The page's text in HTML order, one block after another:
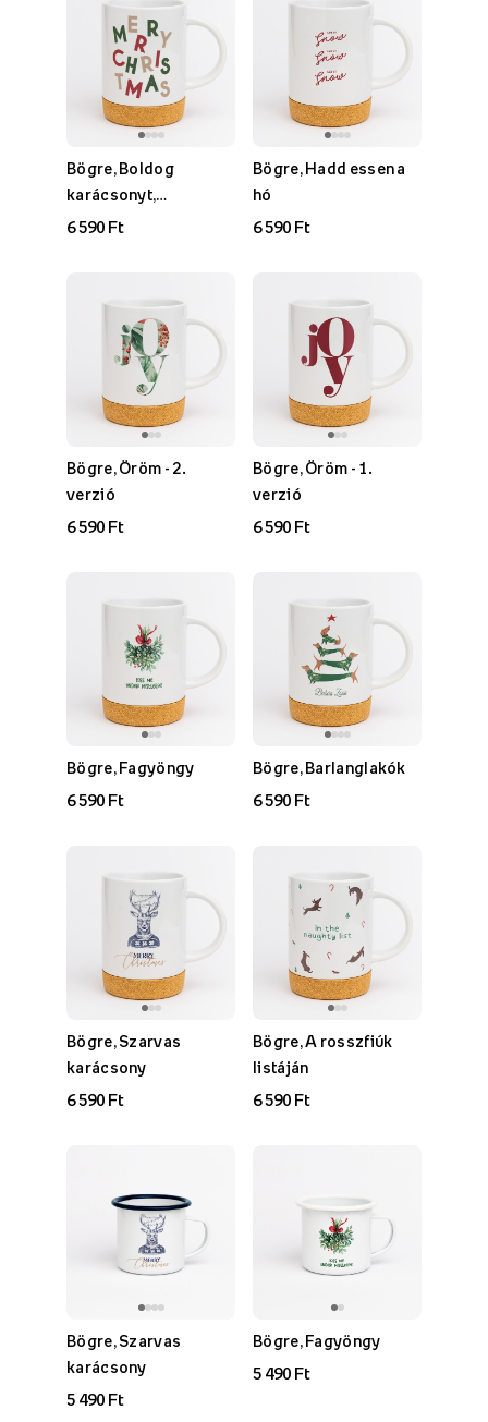
Bögre, Boldog
karácsonyt,
tipográfiai
6 590 Ft
Bögre, Hadd essen a
hó
6 590 Ft
Bögre, Öröm - 2.
verzió
6 590 Ft
Bögre, Öröm - 1.
verzió
6 590 Ft
Bögre, Fagyöngy
6 590 Ft
Bögre, Barlanglakók
6 590 Ft
Bögre, Szarvas
karácsony
6 590 Ft
Bögre, A rosszfiúk
listáján
6 590 Ft
Bögre, Szarvas
karácsony
5 490 Ft
Bögre, Fagyöngy
5 490 Ft